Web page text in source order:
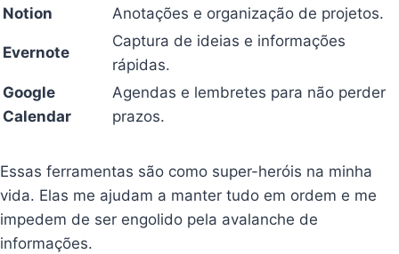
Notion
Anotações e organização de projetos.
Evernote
Captura de ideias e informações
rápidas.
Google
Calendar
Agendas e lembretes para não perder
prazos.
Essas ferramentas são como super-heróis na minha
vida. Elas me ajudam a manter tudo em ordem e me
impedem de ser engolido pela avalanche de
informações.